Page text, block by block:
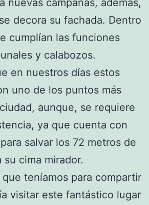
decora su fachada. Dentro
cumplían las funciones
y calabozos.
en nuestros días estos
uno de los puntos más
aunque, se requiere
ya que cuenta con
salvar los 72 metros de
cima mirador.
teníamos para compartir
visitar este fantástico lugar